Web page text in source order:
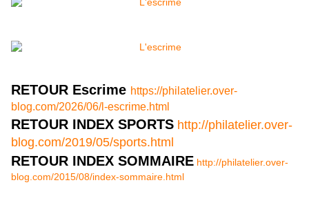
RETOUR Escrime https://philatelier.over-
blog.com/2026/06/l-escrime.html
RETOUR INDEX SPORTS http://philatelier.over-
blog.com/2019/05/sports.html
RETOUR INDEX SOMMAIRE http://philatelier.over-
blog.com/2015/08/index-sommaire.html